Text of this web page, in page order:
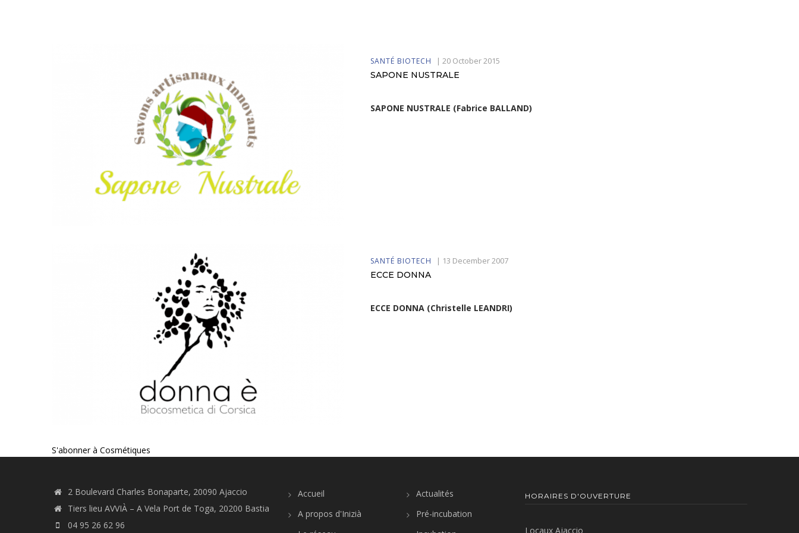
SANTÉ BIOTECH |20 October 2015
SAPONE NUSTRALE
SAPONE NUSTRALE (Fabrice BALLAND)
SANTÉ BIOTECH | 13 December 2007
ECCE DONNA
ECCE DONNA (Christelle LEANDRI)
S'abonner à Cosmétiques
2 Boulevard Charles Bonaparte, 20090 Ajaccio
Tiers lieu AVVIÀ – A Vela Port de Toga, 20200 Bastia
04 95 26 62 96
Accueil
A propos d'Inizià
Actualités
Pré-incubation
HORAIRES D'OUVERTURE
Locaux Ajaccio